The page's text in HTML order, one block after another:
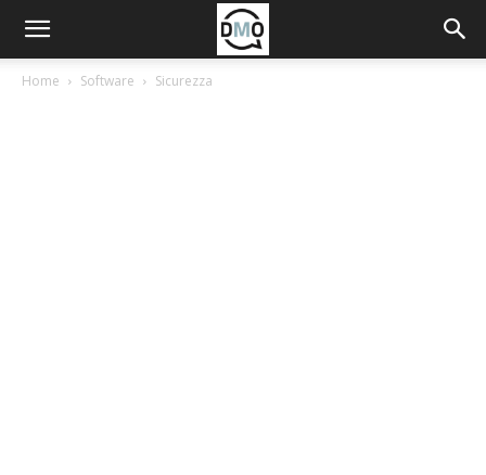
Home Software Sicurezza